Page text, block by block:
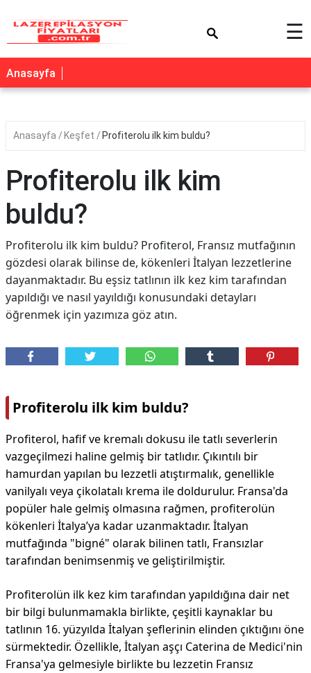
☰
Anasayfa
Anasayfa Keşfet Profiterolu ilk kim buldu?
Profiterolu ilk kim
buldu?
Profiterolu ilk kim buldu? Profiterol, Fransız mutfağının
gözdesi olarak bilinse de, kökenleri İtalyan lezzetlerine
dayanmaktadır. Bu eşsiz tatlının ilk kez kim tarafından
yapıldığı ve nasıl yayıldığı konusundaki detayları
öğrenmek için yazımıza göz atın.
Profiterolu ilk kim buldu?
Profiterol, hafif ve kremalı dokusu ile tatlı severlerin
vazgeçilmezi haline gelmiş bir tatlıdır. Çıkıntılı bir
hamurdan yapılan bu lezzetli atıştırmalık, genellikle
vanilyalı veya çikolatalı krema ile doldurulur. Fransa'da
popüler hale gelmiş olmasına rağmen, profiterolün
kökenleri İtalya’ya kadar uzanmaktadır. İtalyan
mutfağında "bigné" olarak bilinen tatlı, Fransızlar
tarafından benimsenmiş ve geliştirilmiştir.
Profiterolün ilk kez kim tarafından yapıldığına dair net
bir bilgi bulunmamakla birlikte, çeşitli kaynaklar bu
tatlının 16. yüzyılda İtalyan şeflerinin elinden çıktığını öne
sürmektedir. Özellikle, İtalyan aşçı Caterina de Medici'nin
Fransa'ya gelmesiyle birlikte bu lezzetin Fransız